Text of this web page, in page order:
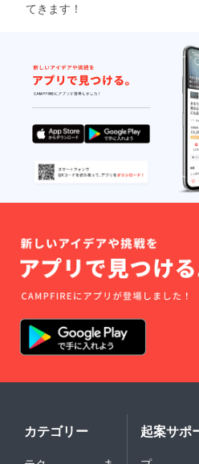
てきます！
カテゴリー 起案サポ